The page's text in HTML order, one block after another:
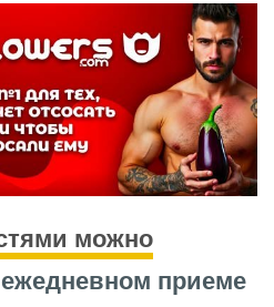
можно
приеме